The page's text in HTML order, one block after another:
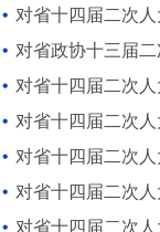
对省十四届二次
对省政协十三届
对省十四届二次
对省十四届二次
对省十四届二次
对省十四届二次
对省十四届二次